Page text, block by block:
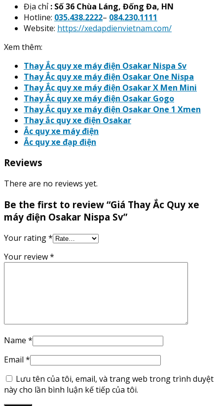
Địa chỉ : Số 36 Chùa Láng, Đống Đa, HN
Hotline: 035.438.2222– 084.230.1111
Website: https://xedapdienvietnam.com/
Xem thêm:
Thay Ắc quy xe máy điện Osakar Nispa Sv
Thay Ắc quy xe máy điện Osakar One Nispa
Thay Ắc quy xe máy điện Osakar X Men Mini
Thay Ắc quy xe máy điện Osakar Gogo
Thay Ắc quy xe máy điện Osakar One 1 Xmen
Thay ắc quy xe điện Osakar
Ắc quy xe máy điện
Ắc quy xe đạp điện
Reviews
There are no reviews yet.
Be the first to review “Giá Thay Ắc Quy xe
máy điện Osakar Nispa Sv”
Your rating*
Your review*
Name *
Email *
Lưu tên của tôi, email, và trang web trong trình duyệt
này cho lần bình luận kế tiếp của tôi.